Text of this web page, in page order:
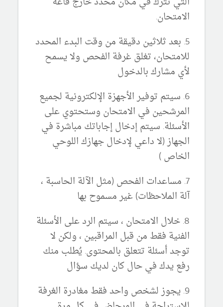
الامتحان.
5. بعد ثلاثين دقيقة من وقت البدء المحدد
للامتحان، تغلق غرفة الفحص ولا يسمح
لأي مشارك بالدخول
6. سيتم توفير الأجهزة الإلكترونية لجميع
المرشحين في الامتحان وستحتوي على
الأسئلة. سيتم إدخال إجاباتك مباشرة في
الجهاز (لا داعي لإدخال جهازك اللوحي
الخاص )
7. مساعدات الفحص (مثل الآلة الحاسبة ،
آلة الملاحظات) غير مسموح بها
8. خلال الامتحان ، سيتم الرد على الأسئلة
الفنية فقط من قبل المراقبين ، ولكن لا
توجد أسئلة تتعلق بالمحتوى. يُطلب منك
رفع يدك في حال كان لديك سؤال
9. يجوز لشخص واحد فقط مغادرة الغرفة